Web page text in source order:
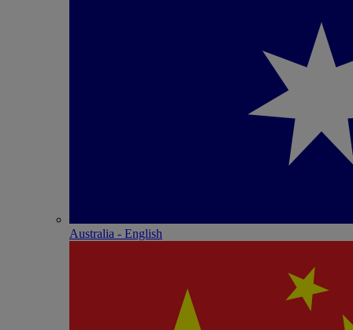
Australia - English